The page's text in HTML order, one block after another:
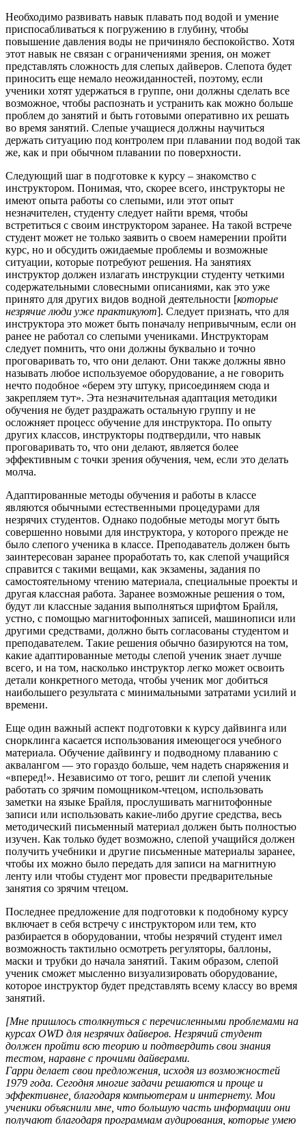
Необходимо развивать навык плавать под водой и умение
приспосабливаться к погружению в глубину, чтобы
повышение давления воды не причиняло беспокойство. Хотя
этот навык не связан с ограничениями зрения, он может
представлять сложность для слепых дайверов. Слепота будет
приносить еще немало неожиданностей, поэтому, если
ученики хотят удержаться в группе, они должны сделать все
возможное, чтобы распознать и устранить как можно больше
проблем до занятий и быть готовыми оперативно их решать
во время занятий. Слепые учащиеся должны научиться
держать ситуацию под контролем при плавании под водой так
же, как и при обычном плавании по поверхности.
Следующий шаг в подготовке к курсу – знакомство с
инструктором. Понимая, что, скорее всего, инструкторы не
имеют опыта работы со слепыми, или этот опыт
незначителен, студенту следует найти время, чтобы
встретиться с своим инструктором заранее. На такой встрече
студент может не только заявить о своем намерении пройти
курс, но и обсудить ожидаемые проблемы и возможные
ситуации, которые потребуют решения. На занятиях
инструктор должен излагать инструкции студенту четкими
содержательными словесными описаниями, как это уже
принято для других видов водной деятельности [которые
незрячие люди уже практикуют]. Следует признать, что для
инструктора это может быть поначалу непривычным, если он
ранее не работал со слепыми учениками. Инструкторам
следует помнить, что они должны буквально и точно
проговаривать то, что они делают. Они также должны явно
называть любое используемое оборудование, а не говорить
нечто подобное «берем эту штуку, присоединяем сюда и
закрепляем тут». Эта незначительная адаптация методики
обучения не будет раздражать остальную группу и не
осложняет процесс обучение для инструктора. По опыту
других классов, инструкторы подтвердили, что навык
проговаривать то, что они делают, является более
эффективным с точки зрения обучения, чем, если это делать
молча.
Адаптированные методы обучения и работы в классе
являются обычными естественными процедурами для
незрячих студентов. Однако подобные методы могут быть
совершенно новыми для инструктора, у которого прежде не
было слепого ученика в классе. Преподаватель должен быть
заинтересован заранее проработать то, как слепой учащийся
справится с такими вещами, как экзамены, задания по
самостоятельному чтению материала, специальные проекты и
другая классная работа. Заранее возможные решения о том,
будут ли классные задания выполняться шрифтом Брайля,
устно, с помощью магнитофонных записей, машинописи или
другими средствами, должно быть согласованы студентом и
преподавателем. Такие решения обычно базируются на том,
какие адаптированные методы слепой ученик знает лучше
всего, и на том, насколько инструктор легко может освоить
детали конкретного метода, чтобы ученик мог добиться
наибольшего результата с минимальными затратами усилий и
времени.
Еще один важный аспект подготовки к курсу дайвинга или
снорклинга касается использования имеющегося учебного
материала. Обучение дайвингу и подводному плаванию с
аквалангом — это гораздо больше, чем надеть снаряжения и
«вперед!». Независимо от того, решит ли слепой ученик
работать со зрячим помощником-чтецом, использовать
заметки на языке Брайля, прослушивать магнитофонные
записи или использовать какие-либо другие средства, весь
методический письменный материал должен быть полностью
изучен. Как только будет возможно, слепой учащийся должен
получить учебники и другие письменные материалы заранее,
чтобы их можно было передать для записи на магнитную
ленту или чтобы студент мог провести предварительные
занятия со зрячим чтецом.
Последнее предложение для подготовки к подобному курсу
включает в себя встречу с инструктором или тем, кто
разбирается в оборудовании, чтобы незрячий студент имел
возможность тактильно осмотреть регуляторы, баллоны,
маски и трубки до начала занятий. Таким образом, слепой
ученик сможет мысленно визуализировать оборудование,
которое инструктор будет представлять всему классу во время
занятий.
[Мне пришлось столкнуться с перечисленными проблемами на
курсах OWD для незрячих дайверов. Незрячий студент
должен пройти всю теорию и подтвердить свои знания
тестом, наравне с прочими дайверами.
Гарри делает свои предложения, исходя из возможностей
1979 года. Сегодня многие задачи решаются и проще и
эффективнее, благодаря компьютерам и интернету. Мои
ученики объяснили мне, что большую часть информации они
получают благодаря программам аудирования, которые умею